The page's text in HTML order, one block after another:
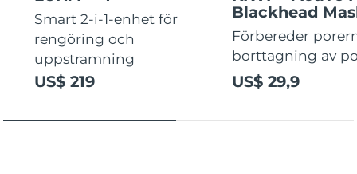
Smart 2-i-1-enhet för
rengöring och
uppstramning
US$ 219
Blackhead
Förbereder
borttagning av
US$ 29,9